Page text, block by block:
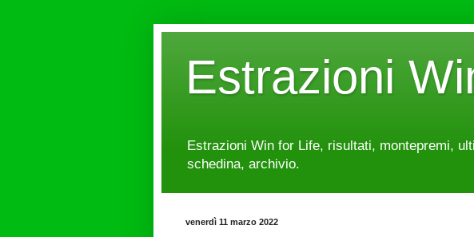
Estrazioni
Estrazioni Win for Life, risultati, montepremi,
schedina, archivio.
venerdì 11 marzo 2022